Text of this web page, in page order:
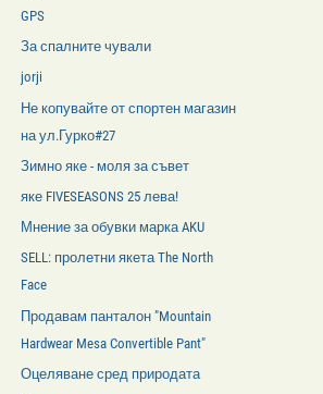
GPS
За спалните чували
jorji
Не копувайте от спортен магазин
на ул.Гурко#27
Зимно яке - моля за съвет
яке FIVESEASONS 25 лева!
Мнение за обувки марка AKU
SELL: пролетни якета The North
Face
Продавам панталон "Mountain
Hardwear Mesa Convertible Pant"
Оцеляване сред природата